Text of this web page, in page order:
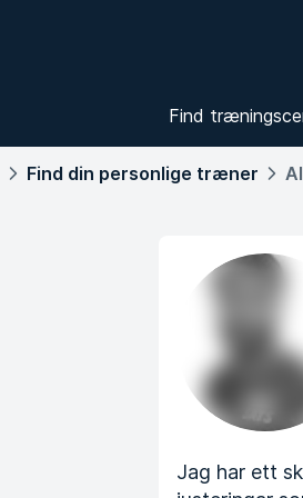
Find
Find din personlige træner
Jag har ett